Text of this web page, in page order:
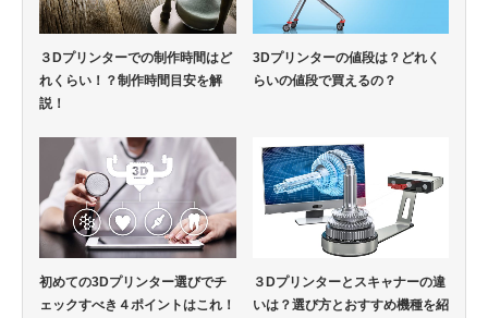
３Dプリンターでの制作時間はど
れくらい！？制作時間目安を解
説！
3Dプリンターの値段は？どれく
らいの値段で買えるの？
初めての3Dプリンター選びでチ
ェックすべき４ポイントはこれ！
３Dプリンターとスキャナーの違
いは？選び方とおすすめ機種を紹